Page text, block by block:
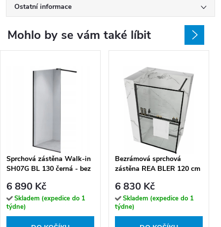
Ostatní informace
Mohlo by se vám také líbit
Sprchová zástěna Walk-in
SH07G BL 130 černá - bez
6 890 Kč
Skladem (expedice do 1
týdne)
Bezrámová sprchová
zástěna REA BLER 120 cm
černá/transparent - bez
vaničky
6 830 Kč
Skladem (expedice do 1
týdne)